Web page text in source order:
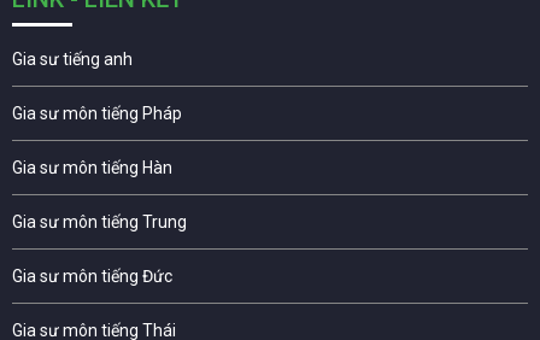
Gia sư tiếng anh
Gia sư môn tiếng Pháp
Gia sư môn tiếng Hàn
Gia sư môn tiếng Trung
Gia sư môn tiếng Đức
Gia sư môn tiếng Thái